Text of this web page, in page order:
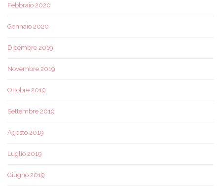
Febbraio 2020
Gennaio 2020
Dicembre 2019
Novembre 2019
Ottobre 2019
Settembre 2019
Agosto 2019
Luglio 2019
Giugno 2019